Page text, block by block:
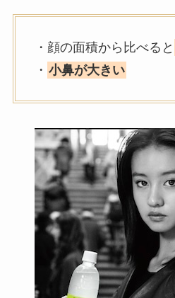
・顔の面積から比べると
・ 小鼻が大きい